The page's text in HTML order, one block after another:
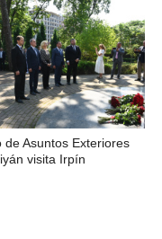
de Asuntos Exteriores
visita Irpín